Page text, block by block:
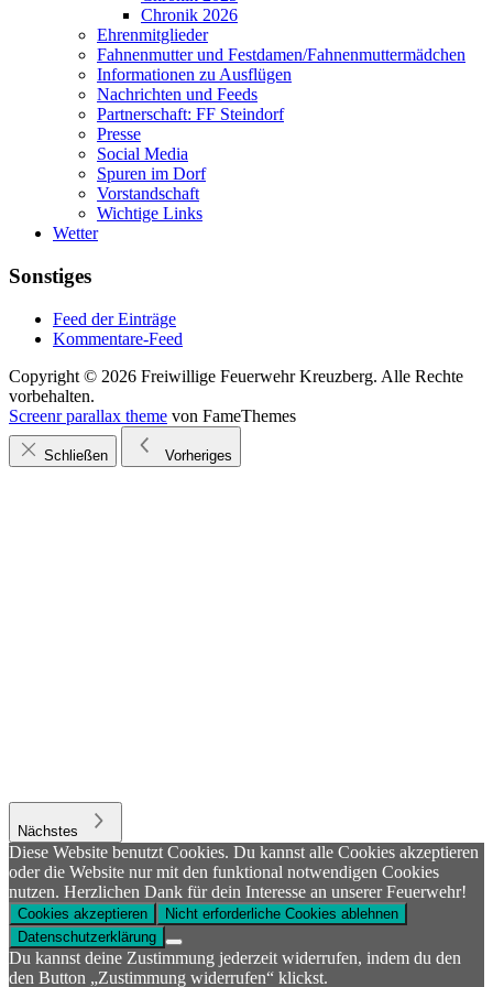
Chronik 2026
Ehrenmitglieder
Fahnenmutter und Festdamen/Fahnenmuttermädchen
Informationen zu Ausflügen
Nachrichten und Feeds
Partnerschaft: FF Steindorf
Presse
Social Media
Spuren im Dorf
Vorstandschaft
Wichtige Links
Wetter
Sonstiges
Feed der Einträge
Kommentare-Feed
Copyright © 2026 Freiwillige Feuerwehr Kreuzberg. Alle Rechte
vorbehalten.
Screenr parallax theme von FameThemes
Schließen Vorheriges
Nächstes
Diese Website benutzt Cookies. Du kannst alle Cookies akzeptieren
oder die Website nur mit den funktional notwendigen Cookies
nutzen. Herzlichen Dank für dein Interesse an unserer Feuerwehr!
Cookies akzeptieren
Nicht erforderliche Cookies ablehnen
Datenschutzerklärung
Du kannst deine Zustimmung jederzeit widerrufen, indem du den
den Button „Zustimmung widerrufen“ klickst.